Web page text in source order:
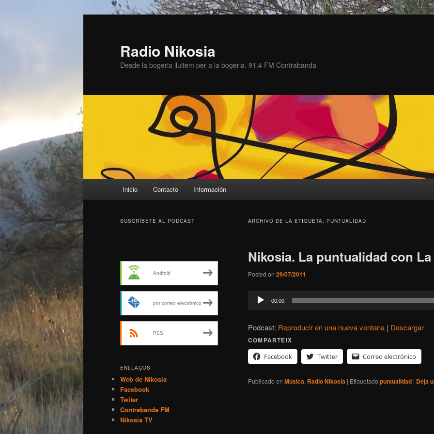
Radio Nikosia
Desde la bogeria lluitem per a la bogeria. 91.4 FM Contrabanda
Inicio Contacto Información
ARCHIVO DE LA ETIQUETA: PUNTUALIDAD
Nikosia. La puntualidad con
Posted on 29/07/2011
Reproductor
00:00
Podcast: Reproducir en una nueva ventana | Descargar
COMPARTEIX
Facebook
Twitter Correo electrónico
Publicado en Música, Radio Nikosia | Etiquetado puntualidad | Deja
SUSCRÍBETE AL PODCAST
Android
por correo electrónico
RSS
ENLLAÇOS
Web de Nikosia
Facebook
Twiter
Contrabanda FM
Nikosia TV